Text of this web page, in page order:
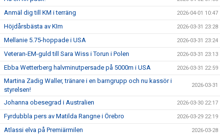
Anmäl dig till KM i terräng 2026-04-01 10:47
Höjdårsbästa av KIm 2026-03-31 23:28
Mellanie 5.75-hoppade i USA 2026-03-31 23:24
Veteran-EM-guld till Sara Wiss i Torun i Polen 2026-03-31 23:13
Ebba Wetterberg halvminutpersade på 5000m i USA 2026-03-31 22:59
Martina Zadig Waller, tränare i en barngrupp och nu kassör i
styrelsen!
2026-03-31
Johanna obesegrad i Australien 2026-03-30 22:17
Fyrdubbla pers av Matilda Rangne i Örebro 2026-03-29 22:19
Atlassi elva på Premiärmilen 2026-03-28